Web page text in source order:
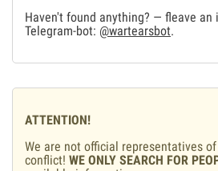
Haven't found anything? — fleave an
Telegram-bot: @wartearsbot.
ATTENTION!
We are not official representatives
conflict! WE ONLY SEARCH FOR